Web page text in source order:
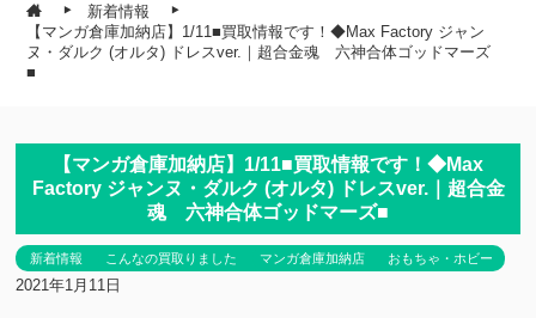
新着情報
【マンガ倉庫加納店】1/11■買取情報です！◆Max Factory ジャン
ヌ・ダルク (オルタ) ドレスver.｜超合金魂 六神合体ゴッドマーズ
■
【マンガ倉庫加納店】1/11■買取情報です！◆Max
Factory ジャンヌ・ダルク (オルタ) ドレスver.｜超合金
魂 六神合体ゴッドマーズ■
新着情報 こんなの買取りました マンガ倉庫加納店 おもちゃ・ホビー
2021年1月11日